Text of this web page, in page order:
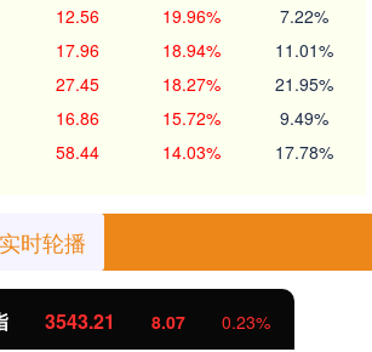
12.56 19.96% 7.22%
17.96 18.94% 11.01%
27.45 18.27% 21.95%
16.86 15.72% 9.49%
58.44 14.03% 17.78%
时轮播
3543.21 8.07 0.23%